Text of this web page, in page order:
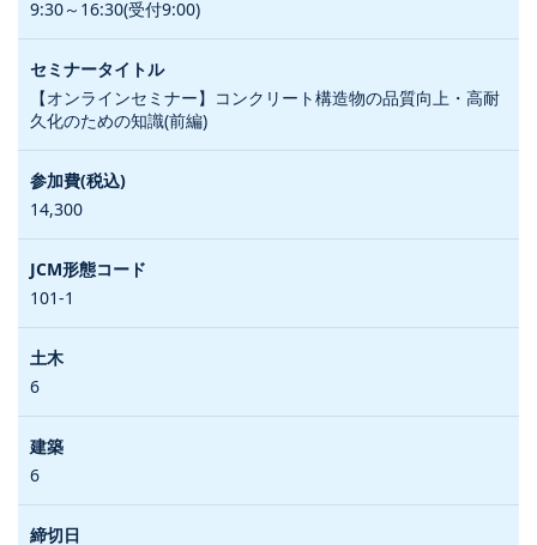
9:30～16:30(受付9:00)
【オンラインセミナー】コンクリート構造物の品質向上・高耐
久化のための知識(前編)
14,300
101-1
6
6